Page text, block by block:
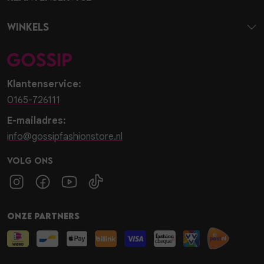
Klantenservice:
0165-726111
E-mailadres:
info@gossipfashionstore.nl
Volg ons
Winkels
Onze partners